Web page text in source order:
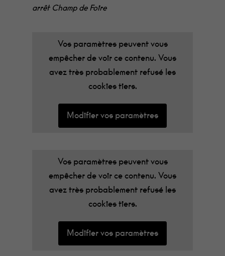
arrêt Champ de Foire
Vos paramètres peuvent vous
empêcher de voir ce contenu. Vous
avez très probablement refusé les
cookies tiers.
Modifier vos paramètres
Vos paramètres peuvent vous
empêcher de voir ce contenu. Vous
avez très probablement refusé les
cookies tiers.
Modifier vos paramètres